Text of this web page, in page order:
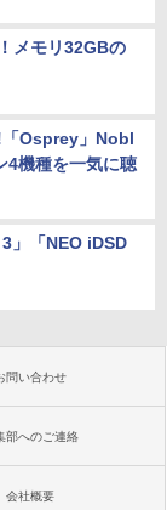
メモリ32GBの
「Osprey」Nobl
4機種を一気に聴
」「NEO iDSD
問い合わせ
部へのご連絡
会社概要